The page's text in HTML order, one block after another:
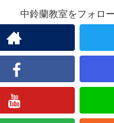
中鈴蘭教室をフォロ